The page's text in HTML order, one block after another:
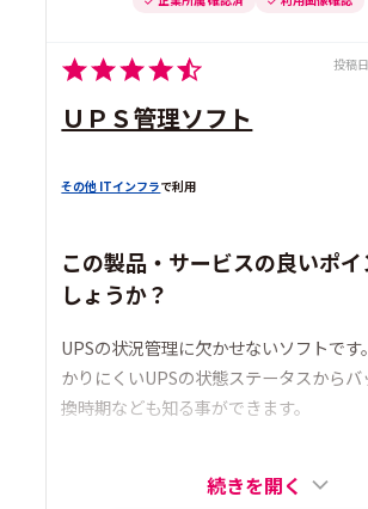
投稿
ＵＰＳ管理ソフト
その他 ITインフラで利用
この製品・サービスの良いポ
しょうか？
UPSの状況管理に欠かせないソフトです
かりにくいUPSの状態ステータスから
換時期なども知る事ができます。
続きを開く